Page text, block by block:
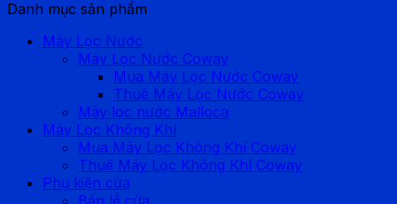
Danh mục sản phẩm
Máy Lọc Nước
Máy Lọc Nước Coway
Mua Máy Lọc Nước Coway
Thuê Máy Lọc Nước Coway
Máy lọc nước Malloca
Máy Lọc Không Khí
Mua Máy Lọc Không Khí Coway
Thuê Máy Lọc Không Khí Coway
Phụ kiện cửa
Bản lề cửa